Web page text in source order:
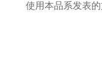
使用本品系发表